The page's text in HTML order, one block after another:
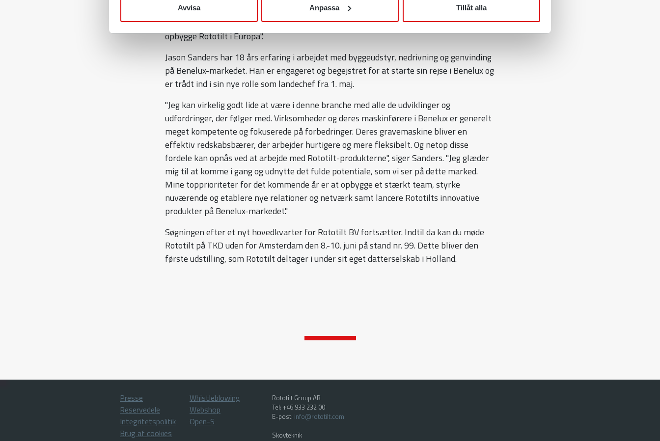
Avvisa Anpassa Tillåt alla
stort potentiale for Rototilt i Benelux-regionen, og vi ved, at Jason deler vores vision
omkring dette. Han har alle de vigtigste kompetencer til yderligere at etablere og
opbygge Rototilt i Europa".
Jason Sanders har 18 års erfaring i arbejdet med byggeudstyr, nedrivning og genvinding
på Benelux-markedet. Han er engageret og begejstret for at starte sin rejse i Benelux og
er trådt ind i sin nye rolle som landechef fra 1. maj.
"Jeg kan virkelig godt lide at være i denne branche med alle de udviklinger og
udfordringer, der følger med. Virksomheder og deres maskinførere i Benelux er generelt
meget kompetente og fokuserede på forbedringer. Deres gravemaskine bliver en
effektiv redskabsbærer, der arbejder hurtigere og mere fleksibelt. Og netop disse
fordele kan opnås ved at arbejde med Rototilt-produkterne", siger Sanders. "Jeg glæder
mig til at komme i gang og udnytte det fulde potentiale, som vi ser på dette marked.
Mine topprioriteter for det kommende år er at opbygge et stærkt team, styrke
nuværende og etablere nye relationer og netværk samt lancere Rototilts innovative
produkter på Benelux-markedet."
Søgningen efter et nyt hovedkvarter for Rototilt BV fortsætter. Indtil da kan du møde
Rototilt på TKD uden for Amsterdam den 8.-10. juni på stand nr. 99. Dette bliver den
første udstilling, som Rototilt deltager i under sit eget datterselskab i Holland.
Presse
Reservedele
Integritetspolitik
Brug af cookies
Whistleblowing
Webshop
Open-S
Rototilt Group AB
Tel: +46 933 232 00
E-post: info@rototilt.com
Skovteknik